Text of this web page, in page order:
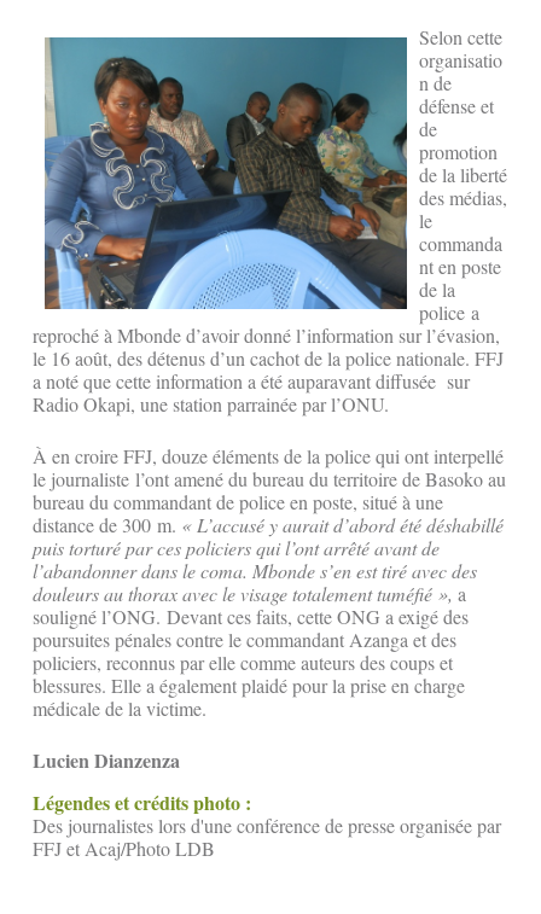
Selon cette
organisatio
n de
défense et
de
promotion
de la liberté
des médias,
le
commanda
nt en poste
de la
police a
reproché à Mbonde d’avoir donné l’information sur l’évasion,
le 16 août, des détenus d’un cachot de la police nationale. FFJ
a noté que cette information a été auparavant diffusée sur
Radio Okapi, une station parrainée par l’ONU.
À en croire FFJ, douze éléments de la police qui ont interpellé
le journaliste l’ont amené du bureau du territoire de Basoko au
bureau du commandant de police en poste, situé à une
distance de 300 m. « L’accusé y aurait d’abord été déshabillé
puis torturé par ces policiers qui l’ont arrêté avant de
l’abandonner dans le coma. Mbonde s’en est tiré avec des
douleurs au thorax avec le visage totalement tuméfié », a
souligné l’ONG. Devant ces faits, cette ONG a exigé des
poursuites pénales contre le commandant Azanga et des
policiers, reconnus par elle comme auteurs des coups et
blessures. Elle a également plaidé pour la prise en charge
médicale de la victime.
Lucien Dianzenza
Légendes et crédits photo :
Des journalistes lors d'une conférence de presse organisée par
FFJ et Acaj/Photo LDB